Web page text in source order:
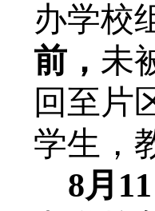
办学校
前， 未
回至片
学生，
8月 11